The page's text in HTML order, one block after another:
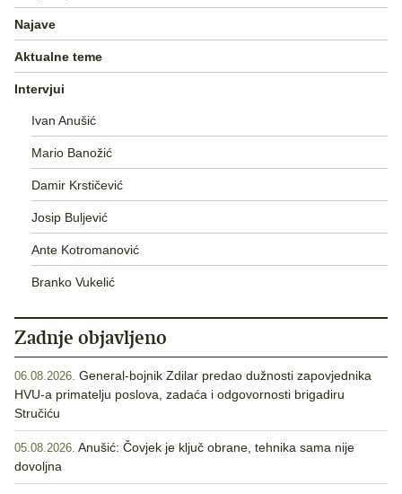
Najave
Aktualne teme
Intervjui
Ivan Anušić
Mario Banožić
Damir Krstičević
Josip Buljević
Ante Kotromanović
Branko Vukelić
Zadnje objavljeno
06.08.2026. General-bojnik Zdilar predao dužnosti zapovjednika
HVU-a primatelju poslova, zadaća i odgovornosti brigadiru
Stručiću
05.08.2026. Anušić: Čovjek je ključ obrane, tehnika sama nije
dovoljna